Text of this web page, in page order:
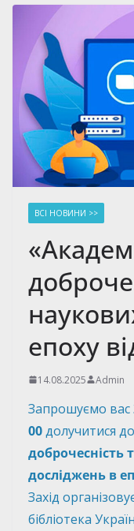
ВСІ НОВИНИ >>
епоху
14.08.2025 Admin
Запрошуємо вас
00долучитися
доброчесність
досліджень в
Захід
бібліотека